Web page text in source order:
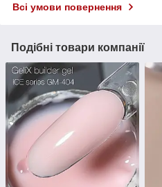
Всі умови повернення
Подібні товари компанії